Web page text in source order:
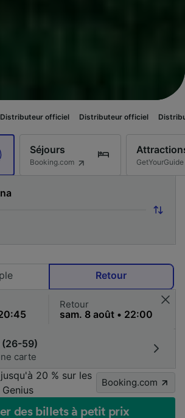
Distributeur officiel Distributeur officiel
Séjours
Booking.com GetYourGuide
Retour
Retour
(26-59)
carte
20 % sur les
Booking.com
des billets à petit prix